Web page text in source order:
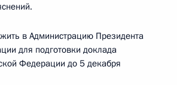
в Администрацию Президента
для подготовки доклада
Федерации до 5 декабря